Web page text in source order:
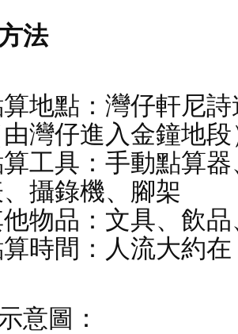
法
地點：灣仔軒尼
由灣仔進入金鐘地段
工具：手動點算
攝錄機、腳架
物品：文具、飲
時間：人流大約在
意圖：